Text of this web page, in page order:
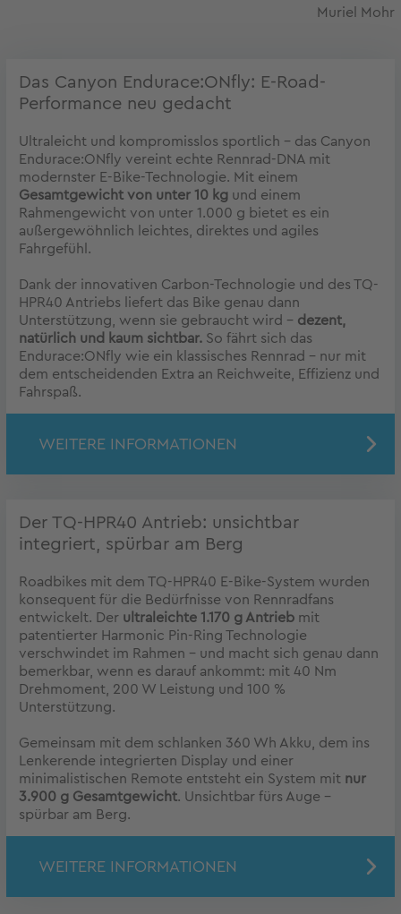
Muriel Mohr
Das Canyon Endurace:ONfly: E-Road-
Performance neu gedacht
Ultraleicht und kompromisslos sportlich – das Canyon
Endurace:ONfly vereint echte Rennrad-DNA mit
modernster E-Bike-Technologie. Mit einem
Gesamtgewicht von unter 10 kg und einem
Rahmengewicht von unter 1.000 g bietet es ein
außergewöhnlich leichtes, direktes und agiles
Fahrgefühl.
Dank der innovativen Carbon-Technologie und des TQ-
HPR40 Antriebs liefert das Bike genau dann
Unterstützung, wenn sie gebraucht wird – dezent,
natürlich und kaum sichtbar. So fährt sich das
Endurace:ONfly wie ein klassisches Rennrad – nur mit
dem entscheidenden Extra an Reichweite, Effizienz und
Fahrspaß.
WEITERE INFORMATIONEN
Der TQ-HPR40 Antrieb: unsichtbar
integriert, spürbar am Berg
Roadbikes mit dem TQ-HPR40 E-Bike-System wurden
konsequent für die Bedürfnisse von Rennradfans
entwickelt. Der ultraleichte 1.170 g Antrieb mit
patentierter Harmonic Pin-Ring Technologie
verschwindet im Rahmen – und macht sich genau dann
bemerkbar, wenn es darauf ankommt: mit 40 Nm
Drehmoment, 200 W Leistung und 100 %
Unterstützung.
Gemeinsam mit dem schlanken 360 Wh Akku, dem ins
Lenkerende integrierten Display und einer
minimalistischen Remote entsteht ein System mit nur
3.900 g Gesamtgewicht. Unsichtbar fürs Auge –
spürbar am Berg.
WEITERE INFORMATIONEN